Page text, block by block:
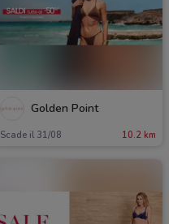
Golden Point
Scade il 31/08 10.2 km